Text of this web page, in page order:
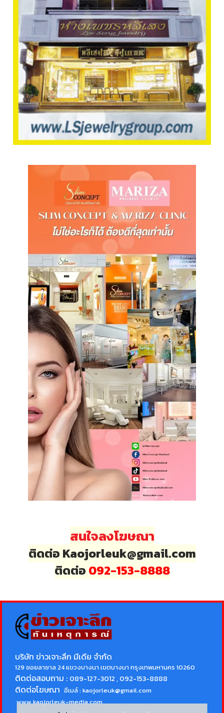
สนใจลงโฆษณา
ติดต่อ Kaojorleuk@gmail.com
ติดต่อ 092-153-8888
บริษัท ข่าวเจาะลึก มีเดีย จำกัด
129 ซอยลาซาล 24 แขวงบางนา เขตบางนา กรุงเทพมหานคร 10260
ติดต่อสอบถาม : 089-127-3012 , 092-153-8888
ติดต่อโฆษณา อีเมล์ :kaojorleuk@gmail.com
www.kaojorleuk-media.com